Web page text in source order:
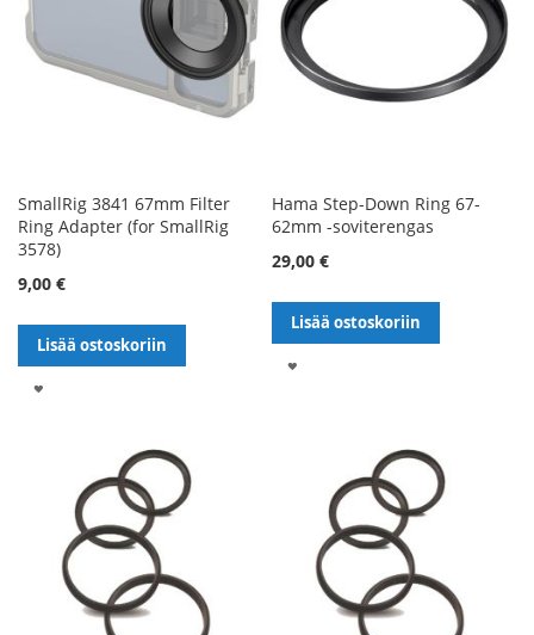
SmallRig 3841 67mm Filter
Ring Adapter (for SmallRig
3578)
9,00 €
Lisää ostoskoriin
Hama Step-Down Ring 67-
62mm -soviterengas
29,00 €
Lisää ostoskoriin